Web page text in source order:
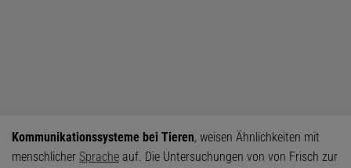
Kommunikationssysteme bei Tieren, weisen Ähnlichkeiten mit
menschlicher Sprache auf. Die Untersuchungen von von Frisch zur